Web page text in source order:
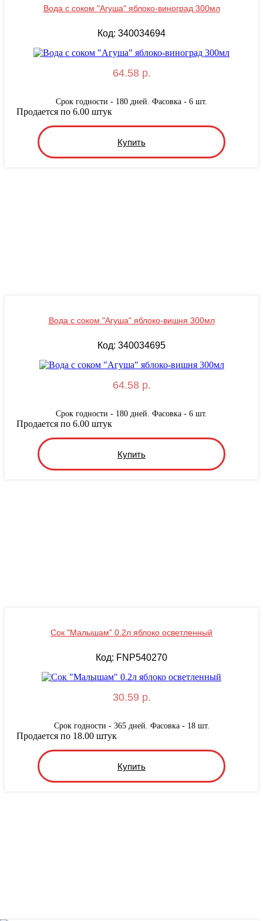
Вода с соком "Агуша" яблоко-виноград 300мл
Код: 340034694
64.58 р.
Срок годности - 180 дней. Фасовка - 6 шт.
Купить
Продается по 6.00 штук
Вода с соком "Агуша" яблоко-вишня 300мл
Код: 340034695
64.58 р.
Срок годности - 180 дней. Фасовка - 6 шт.
Купить
Продается по 6.00 штук
Сок "Малышам" 0.2л яблоко осветленный
Код: FNP540270
30.59 р.
Срок годности - 365 дней. Фасовка - 18 шт.
Купить
Продается по 18.00 штук